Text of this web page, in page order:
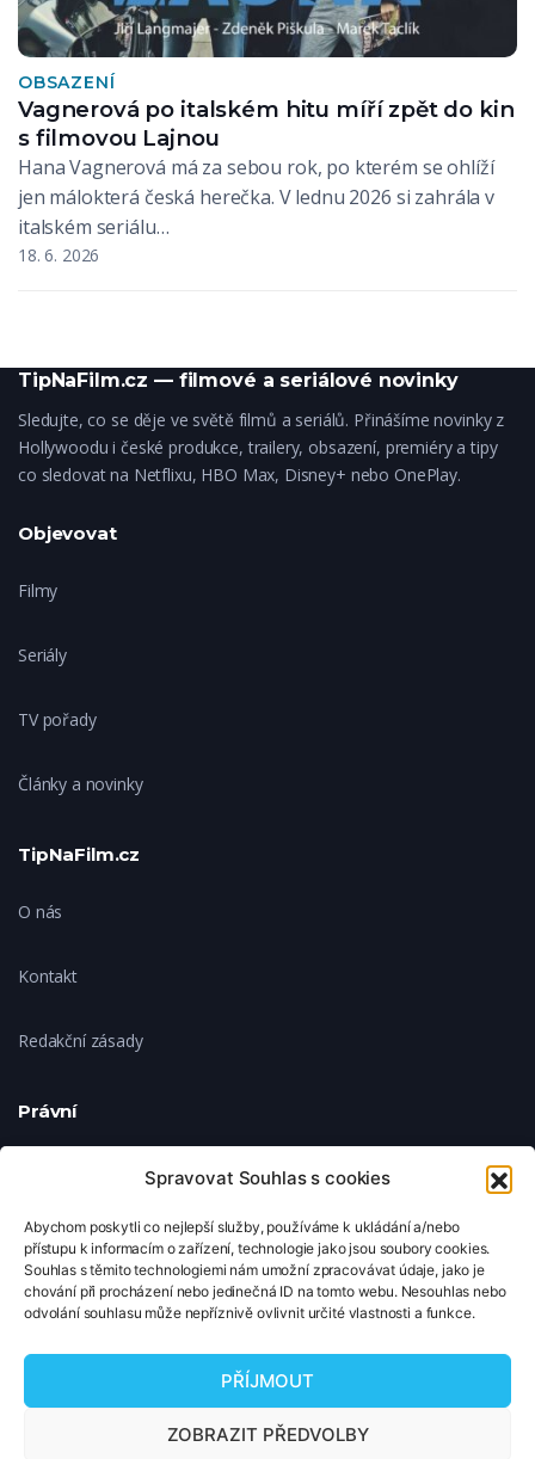
Spravovat Souhlas s cookies
Abychom poskytli co nejlepší služby, používáme k ukládání a/nebo
přístupu k informacím o zařízení, technologie jako jsou soubory cookies.
Souhlas s těmito technologiemi nám umožní zpracovávat údaje, jako je
chování při procházení nebo jedinečná ID na tomto webu. Nesouhlas nebo
odvolání souhlasu může nepříznivě ovlivnit určité vlastnosti a funkce.
PŘÍJMOUT
ZOBRAZIT PŘEDVOLBY
OBSAZENÍ
Vagnerová po italském hitu míří zpět do kin
s filmovou Lajnou
Hana Vagnerová má za sebou rok, po kterém se ohlíží
jen málokterá česká herečka. V lednu 2026 si zahrála v
italském seriálu…
18. 6. 2026
TipNaFilm.cz — filmové a seriálové novinky
Sledujte, co se děje ve světě filmů a seriálů. Přinášíme novinky z
Hollywoodu i české produkce, trailery, obsazení, premiéry a tipy
co sledovat na Netflixu, HBO Max, Disney+ nebo OnePlay.
Objevovat
Filmy
Seriály
TV pořady
Články a novinky
TipNaFilm.cz
O nás
Kontakt
Redakční zásady
Právní
Ochrana soukromí
Zásady cookies
Nastavení cookies
© 2026 TipNaFilm.cz. Všechna práva vyhrazena.
Copyright © 2026 TipNaFilm.cz. Všechna práva vyhrazena.